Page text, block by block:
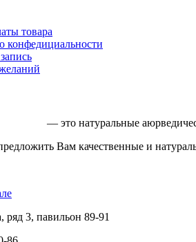
товара
конфедициальности
— это натуральные
Вам качественные и
3, павильон 89-91